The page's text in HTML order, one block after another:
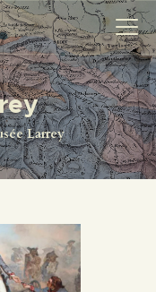
Larrey